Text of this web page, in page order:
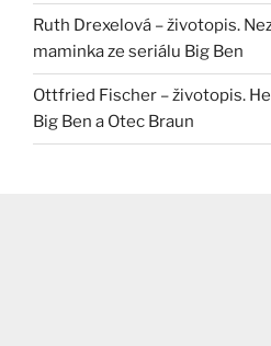
Ruth Drexelová – životopis.
maminka ze seriálu Big Ben
Ottfried Fischer – životopis.
Big Ben a Otec Braun